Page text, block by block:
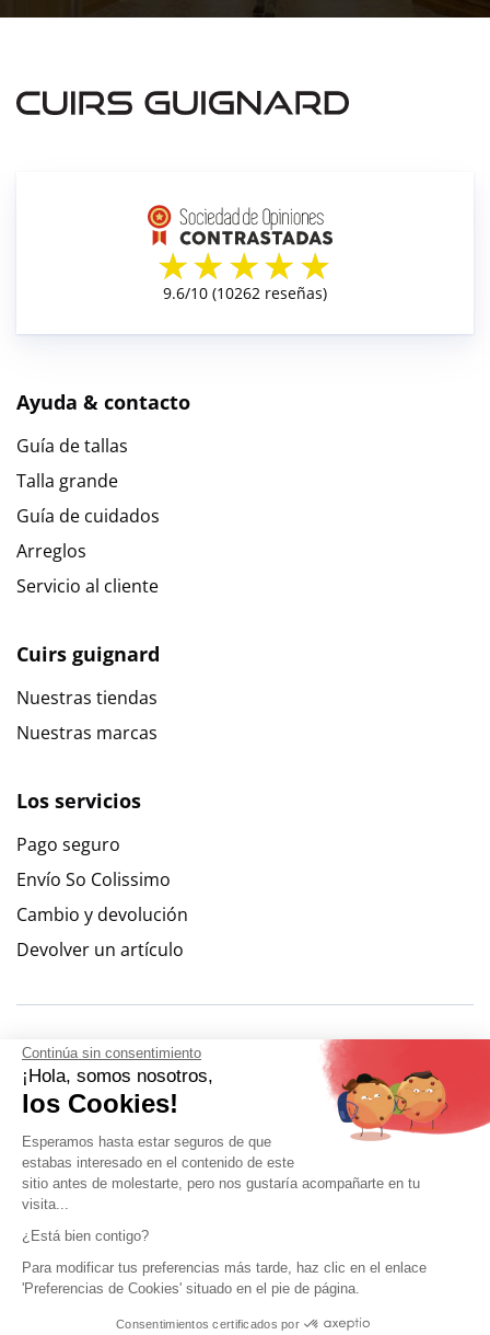
Continúa sin consentimiento
¡Hola, somos nosotros,
los Cookies!
Esperamos hasta estar seguros de que
estabas interesado en el contenido de este
sitio antes de molestarte, pero nos gustaría acompañarte en tu
visita...
¿Está bien contigo?
Para modificar tus preferencias más tarde, haz clic en el enlace
'Preferencias de Cookies' situado en el pie de página.
Consentimientos certificados por
Ayuda & contacto
Guía de tallas
Talla grande
Guía de cuidados
Arreglos
Servicio al cliente
Cuirs guignard
Nuestras tiendas
Nuestras marcas
Los servicios
Pago seguro
Envío So Colissimo
Cambio y devolución
Devolver un artículo